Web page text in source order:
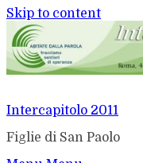
Skip to content
Intercapitolo 2011
Figlie di San Paolo